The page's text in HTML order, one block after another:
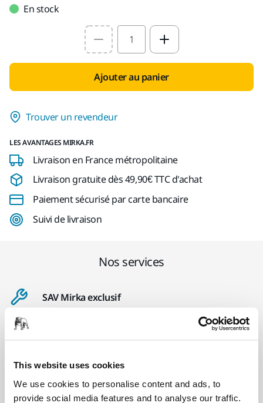
This website uses cookies
We use cookies to personalise content and ads, to
provide social media features and to analyse our traffic.
En stock
Select quantity value
Ajouter au panier
Trouver un revendeur
LES AVANTAGES MIRKA.FR
Livraison en France métropolitaine
Livraison gratuite dès 49,90€ TTC d'achat
Paiement sécurisé par carte bancaire
Suivi de livraison
Nos services
SAV Mirka exclusif
Abrasifs & outils professionnels au service d'une
finition impeccable